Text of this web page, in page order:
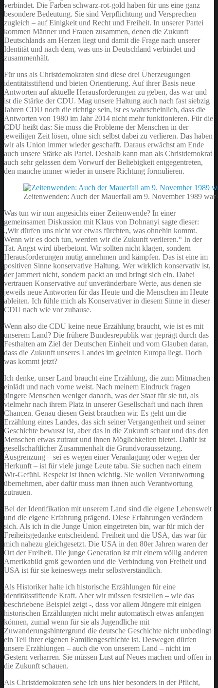
verbindet. Die Farben schwarz-rot-gold haben für uns eine ganz
besondere Bedeutung. Sie sind Verpflichtung und Versprechen
zugleich – auf Einigkeit und Recht und Freiheit. In unserer Partei
kommen Männer und Frauen zusammen, denen die Zukunft
Deutschlands am Herzen liegt und damit die Frage nach unserer
Identität und nach dem, was uns in Deutschland verbindet und
zusammenhält.
Für uns als Christdemokraten sind diese drei Überzeugungen
identitätsstiftend und bieten Orientierung. Auf ihrer Basis neue
Antworten auf aktuelle Herausforderungen zu geben, das war und
ist die Stärke der CDU. Mag unsere Haltung auch nach fast siebzig
Jahren CDU noch die richtige sein, ist es wahrscheinlich, dass die
Antworten von 1980 im Jahr 2014 nicht mehr funktionieren. Für die
CDU heißt das: Sie muss die Probleme der Menschen in der
jeweiligen Zeit lösen, ohne sich selbst dabei zu verlieren. Das haben
wir als Union immer wieder geschafft. Daraus erwächst am Ende
auch unsere Stärke als Partei. Deshalb kann man als Christdemokrat
auch sehr gelassen dem Vorwurf der Beliebigkeit entgegentreten,
den manche immer wieder in unsere Richtung formulieren.
Zeitenwenden: Auch der Mauerfall am 9. November 1989
Was tun wir nun angesichts einer Zeitenwende? In einer
gemeinsamen Diskussion mit Klaus von Dohnanyi sagte dieser:
„Wir dürfen uns nicht vor etwas fürchten, was ohnehin kommt.
Wenn wir es doch tun, werden wir die Zukunft verlieren.“ In der
Tat. Angst wird überbetont. Wir sollten nicht klagen, sondern
Herausforderungen mutig annehmen und kämpfen. Das ist eine im
positiven Sinne konservative Haltung. Wer wirklich konservativ ist,
der jammert nicht, sondern packt an und bringt sich ein. Dabei
vertrauen Konservative auf unveränderbare Werte, aus denen sie
jeweils neue Antworten für das Heute und die Menschen im Heute
ableiten. Ich fühle mich als Konservativer in diesem Sinne in dieser
CDU nach wie vor zuhause.
Wenn also die CDU keine neue Erzählung braucht, wie ist es mit
unserem Land? Die frühere Bundesrepublik war geprägt durch das
Festhalten am Ziel der Deutschen Einheit und vom Glauben daran,
dass die Zukunft unseres Landes im geeinten Europa liegt. Doch
was kommt jetzt?
Ich denke, unser Land braucht eine Erzählung, die zum Mitmachen
einlädt und nach vorne weist. Nach meinem Eindruck fragen
jüngere Menschen weniger danach, was der Staat für sie tut, als
vielmehr nach ihrem Platz in unserer Gesellschaft und nach ihren
Chancen. Genau diesen Geist brauchen wir. Es geht um die
Erzählung eines Landes, das sich seiner Vergangenheit und seiner
Geschichte bewusst ist, aber das in die Zukunft schaut und das den
Menschen etwas zutraut und ihnen Möglichkeiten bietet. Dafür ist
gesellschaftlicher Zusammenhalt die Grundvoraussetzung.
Ausgrenzung – sei es wegen einer Veranlagung oder wegen der
Herkunft – ist für viele junge Leute tabu. Sie suchen nach einem
Wir-Gefühl. Respekt ist ihnen wichtig. Sie wollen Verantwortung
übernehmen, aber dafür muss man ihnen auch Verantwortung
zutrauen.
Bei der Identifikation mit unserem Land sind die eigene Lebenswelt
und die eigene Erfahrung prägend. Diese Erfahrungen verändern
sich. Als ich in die Junge Union eingetreten bin, war für mich der
Freiheitsgedanke entscheidend. Freiheit und die USA, das war für
mich nahezu gleichgesetzt. Die USA in den 80er Jahren waren der
Ort der Freiheit. Die junge Generation ist mit einem völlig anderen
Amerikabild groß geworden und die Verbindung von Freiheit und
USA ist für sie keineswegs mehr selbstverständlich.
Als Historiker halte ich historische Erzählungen für eine
identitätsstiftende Kraft. Aber wir müssen feststellen – wie das
beschriebene Beispiel zeigt -, dass vor allem Jüngere mit einigen
historischen Erzählungen nicht mehr automatisch etwas anfangen
können, zumal wenn für sie als Jugendliche mit
Zuwanderungshintergrund die deutsche Geschichte nicht unbedingt
ein Teil ihrer eigenen Familiengeschichte ist. Deswegen dürfen
unsere Erzählungen – auch die von unserem Land – nicht im
Gestern verharren. Sie müssen Lust auf Neues machen und offen in
die Zukunft schauen.
Als Christdemokraten sehe ich uns hier besonders in der Pflicht,